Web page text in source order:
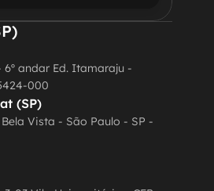
6º andar Ed. Itamaraju -
000
(SP)
Bela Vista - São Paulo - SP -